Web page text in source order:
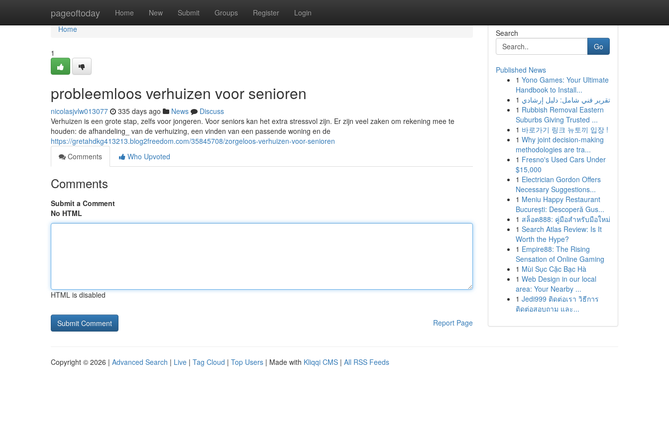
pageoftoday Home New Submit Groups Register Login
Home
Home
1
probleemloos verhuizen voor senioren
nicolasjvlw013077 335 days ago News
Discuss
Verhuizen is een grote stap, zelfs voor jongeren. Voor seniors kan het extra stressvol zijn. Er zijn veel zaken om rekening mee te
houden: de afhandeling_ van de verhuizing, een vinden van een passende woning en de
https://gretahdkg413213.blog2freedom.com/35845708/zorgeloos-verhuizen-voor-senioren
Comments
Who Upvoted
Comments
Submit a Comment
No HTML
HTML is disabled
Report Page
Search
Go
Published News
1 Yono Games: Your Ultimate
Handbook to Install...
1 تقرير فني شامل: دليل إرشادي
1 Rubbish Removal Eastern
Suburbs Giving Trusted ...
1 바로가기 링크 뉴토끼 입장 !
1 Why joint decision-making
methodologies are tra...
1 Fresno's Used Cars Under
$15,000
1 Electrician Gordon Offers
Necessary Suggestions...
1 Meniu Happy Restaurant
București: Descoperă Gus...
1 สล็อต888: คู่มือสำหรับมือใหม่
1 Search Atlas Review: Is It
Worth the Hype?
1 Empire88: The Rising
Sensation of Online Gaming
1 Mùi Sục Cặc Bạc Hà
1 Web Design in our local
area: Your Nearby ...
1 Jedi999 ติดต่อเรา วิธีการ
ติดต่อสอบถาม และ...
Copyright © 2026 | Advanced Search | Live | Tag Cloud | Top Users | Made with Kliqqi CMS | All RSS Feeds